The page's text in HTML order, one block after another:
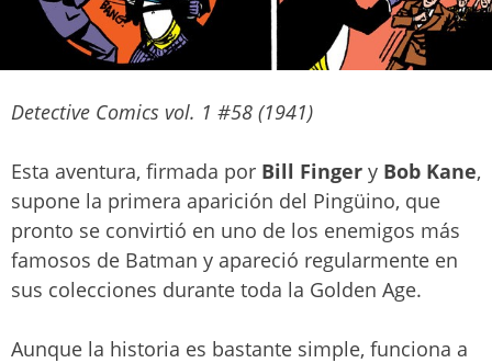
Detective Comics vol. 1 #58 (1941)
Esta aventura, firmada por Bill Finger y Bob Kane,
supone la primera aparición del Pingüino, que
pronto se convirtió en uno de los enemigos más
famosos de Batman y apareció regularmente en
sus colecciones durante toda la Golden Age.
Aunque la historia es bastante simple, funciona a